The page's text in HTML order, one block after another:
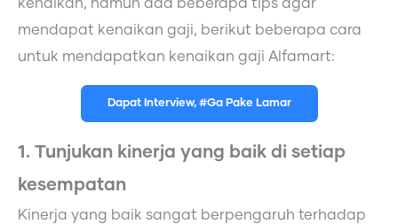
kenaikan, namun ada beberapa tips agar
mendapat kenaikan gaji, berikut beberapa cara
untuk mendapatkan kenaikan gaji Alfamart:
Dapat Interview, #Ga Pake Lamar
1. Tunjukan kinerja yang baik di setiap
kesempatan
Kinerja yang baik sangat berpengaruh terhadap